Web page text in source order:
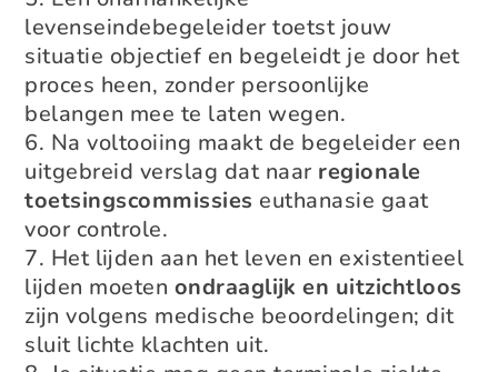
levenseindebegeleider toetst jouw
situatie objectief en begeleidt je door het
proces heen, zonder persoonlijke
belangen mee te laten wegen.
Na voltooiing maakt de begeleider een
uitgebreid verslag dat naar regionale
toetsingscommissies euthanasie gaat
voor controle.
Het lijden aan het leven en existentieel
lijden moeten ondraaglijk en uitzichtloos
zijn volgens medische beoordelingen; dit
sluit lichte klachten uit.